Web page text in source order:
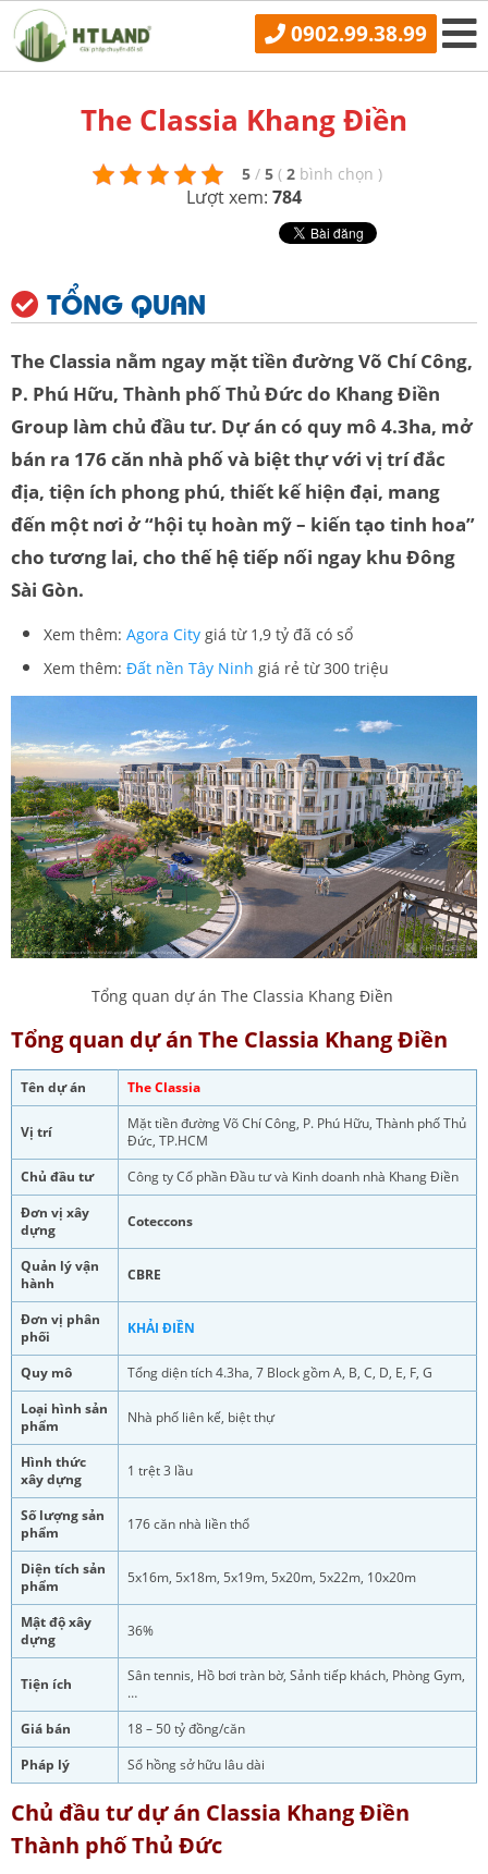
0902.99.38.99
The Classia Khang Điền
5 / 5 ( 2 bình chọn )
Lượt xem: 784
TỔNG QUAN
The Classia nằm ngay mặt tiền đường Võ Chí Công,
P. Phú Hữu, Thành phố Thủ Đức do Khang Điền
Group làm chủ đầu tư. Dự án có quy mô 4.3ha, mở
bán ra 176 căn nhà phố và biệt thự với vị trí đắc
địa, tiện ích phong phú, thiết kế hiện đại, mang
đến một nơi ở “hội tụ hoàn mỹ – kiến tạo tinh hoa”
cho tương lai, cho thế hệ tiếp nối ngay khu Đông
Sài Gòn.
Xem thêm: Agora City giá từ 1,9 tỷ đã có sổ
Xem thêm: Đất nền Tây Ninh giá rẻ từ 300 triệu
Tổng quan dự án The Classia Khang Điền
Tổng quan dự án The Classia Khang Điền
Tên dự án The Classia
Vị trí
Mặt tiền đường Võ Chí Công, P. Phú Hữu, Thành phố Thủ
Đức, TP.HCM
Chủ đầu tư
Công ty Cổ phần Đầu tư và Kinh doanh nhà Khang Điền
Đơn vị xây
dựng
Coteccons
Quản lý vận
hành
CBRE
Đơn vị phân
phối
KHẢI ĐIỀN
Quy mô
Tổng diện tích 4.3ha, 7 Block gồm A, B, C, D, E, F, G
Loại hình sản
phẩm
Nhà phố liên kế, biệt thự
Hình thức
xây dựng
1 trệt 3 lầu
Số lượng sản
phẩm
176 căn nhà liền thổ
Diện tích sản
phẩm
5x16m, 5x18m, 5x19m, 5x20m, 5x22m, 10x20m
Mật độ xây
dựng
36%
Tiện ích
Sân tennis, Hồ bơi tràn bờ, Sảnh tiếp khách, Phòng Gym,
…
Giá bán
18 – 50 tỷ đồng/căn
Pháp lý
Sổ hồng sở hữu lâu dài
Chủ đầu tư dự án Classia Khang Điền
Thành phố Thủ Đức